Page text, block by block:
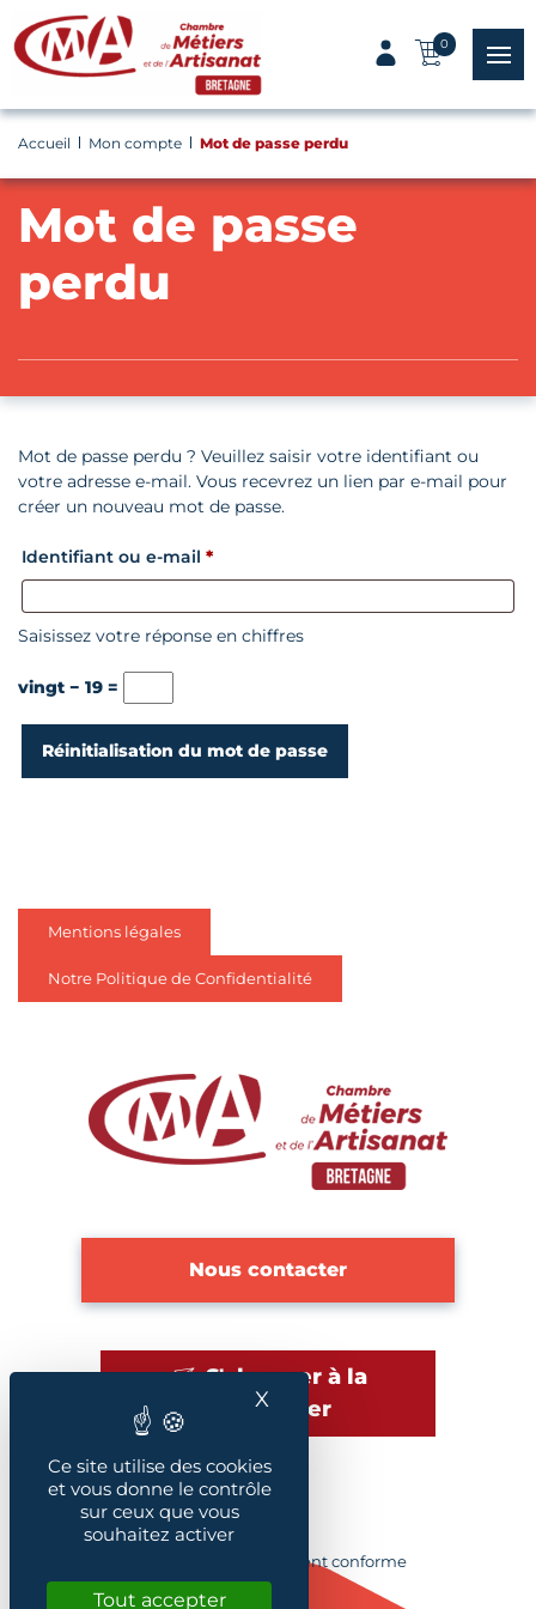
Panneau de gestion des cookies
Ce site utilise des cookies
et vous donne le contrôle
sur ceux que vous
souhaitez activer
Tout accepter
X Masquer le bandeau
0
menu
Accueil Mon compte Mot de passe perdu
Mot de passe
perdu
Mot de passe perdu ? Veuillez saisir votre identifiant ou
votre adresse e-mail. Vous recevrez un lien par e-mail pour
créer un nouveau mot de passe.
Identifiant ou e-mail *Obligatoire
Saisissez votre réponse en chiffres
vingt − 19 =
Réinitialisation du mot de passe
Mentions légales
Notre Politique de Confidentialité
Nous contacter
S'abonner à la
newsletter
Accessibilité : Partiellement conforme